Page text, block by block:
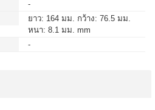
-
ยาว: 164 มม. กว้าง: 76.5 มม.
หนา: 8.1 มม. mm
-